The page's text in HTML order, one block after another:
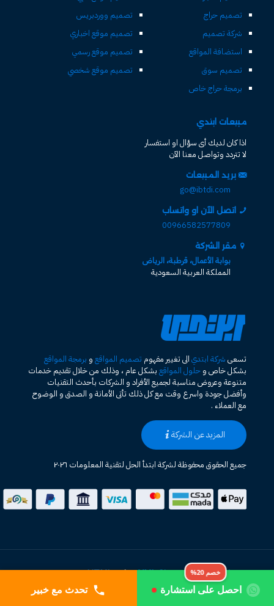
تصميم حراج
شركة تصميم
استضافة المواقع
تصميم سوق
برمجة حراج خاص
تصميم ووردبريس
تصميم موقع اخباري
تصميم موقع رسمي
تصميم موقع شخصي
مبيعات ابتدي
اذا كان لديك أى سؤال او استفسار
لا تتردد وتواصل معنا الآن
بريد المبيعات
go@ibtdi.com
اتصل الآن او واتساب
00966582577809
مقر الشركة
بوابة الأعمال، قرطبة، الرياض
المملكة العربية السعودية
خصم 20%
احصل على استشارة تحدث مع خبير
تسعى شركة ابتدي الى تغيير مفهوم تصميم المواقع و برمجة المواقع
بشكل خاص و حلول المواقع بشكل عام ، وذلك من خلال تقديم خدمات
متنوعة وعروض مناسبة لجميع الأفراد و الشركات بأحدث التقنيات
وأفضل جودة واسرع وقت مع كل ذلك تأتى الأمانة و الصدق و الوضوح
مع العملاء .
المزيد عن الشركة
جميع الحقوق محفوظة لشركة ابتدأ الحل لتقنية المعلومات ٢٠٢٦
خريطة الموقع HTML | XML Sitemap